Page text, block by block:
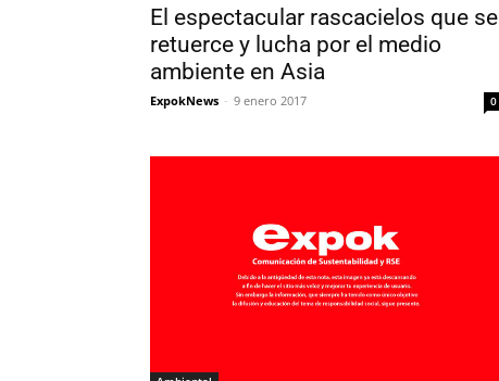
El espectacular rascacielos que se
retuerce y lucha por el medio
ambiente en Asia
ExpokNews - 9 enero 2017 0